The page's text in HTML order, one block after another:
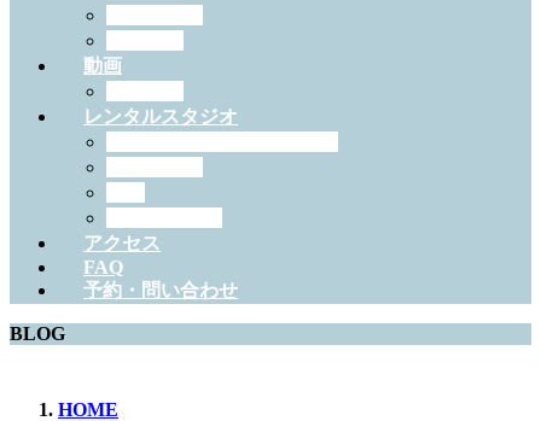
動画
レンタルスタジオ
アクセス
FAQ
予約・問い合わせ
BLOG
HOME